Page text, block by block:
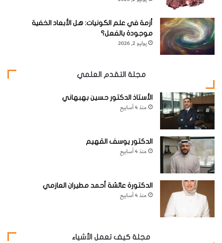
ع
ا
م
2
4
أزمة في علم الكونيات: هل الأبعاد الخفية
موجودة بالفعل؟
يوليو 2, 2026
مجلة التقدم العلمي
الأستاذ الدكتور حسين بهبهاني
منذ 4 أسابيع
الدكتور يوسف القهيم
منذ 4 أسابيع
الدكتورة عائشة أحمد مطيران العازمي
منذ 4 أسابيع
مجلة كيف تعمل الأشياء